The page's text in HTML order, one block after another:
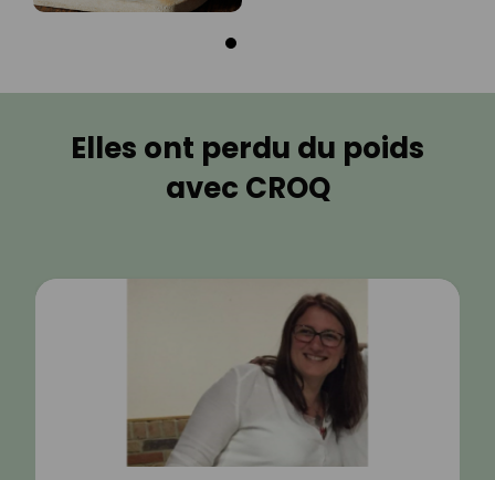
Elles ont perdu du poids
avec CROQ